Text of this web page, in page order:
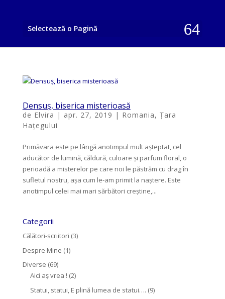
Selectează o Pagină
Densuș, biserica misterioasă
de Elvira | apr. 27, 2019 | Romania, Țara
Hațegului
Primăvara este pe lângă anotimpul mult așteptat, cel
aducător de lumină, căldură, culoare și parfum floral, o
perioadă a misterelor pe care noi le păstrăm cu drag în
sufletul nostru, așa cum le-am primit la naștere. Este
anotimpul celei mai mari sărbători creștine,...
Categorii
Călători-scriitori (3)
Despre Mine (1)
Diverse (69)
Aici aș vrea ! (2)
Statui, statui, E plină lumea de statui…. (9)